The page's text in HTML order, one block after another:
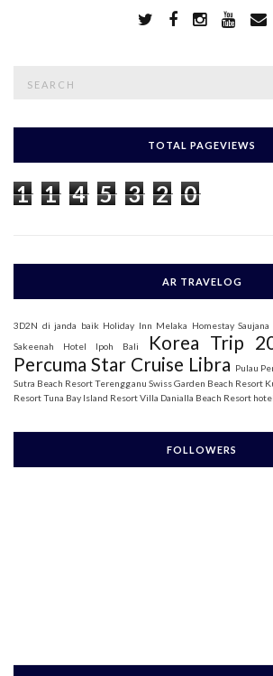
c
f
r
:
TOTAL PAGEVIEWS
1 1 4 5 3 2 0
AR TRAVELOG
3D2N di janda baik Holiday Inn Melaka Homestay
Sakeenah
Hotel Ipoh Bali Korea Trip
Percuma Star Cruise Libra Pulau
Sutra Beach Resort Terengganu Swiss Garden Beach Resort
ResortTuna Bay Island ResortVilla Danialla Beach Resort
FOLLOWERS